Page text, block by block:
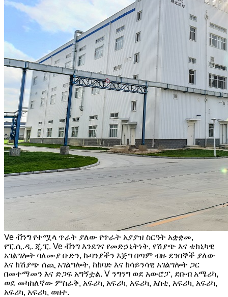
Ve ቭንግ የተሟላ ጥራት ያለው የጥራት አያያዝ ስርዓት አቋቋመ,
የፒ.ሲ.ዲ. ጂ.ፒ. Ve ቭንግ እንደገና የመድኃኒትነት, የሽያጭ እና ቴክኒካዊ
አገልግሎት ባለሙያ ቡድን, ኩባንያችን እጅግ በጣም ብዙ ደንበኞች ያለው
እና ከሽያጭ ሰጪ አገልግሎት, ከከባድ እና ከሳይንሳዊ አገልግሎት ጋር
በመተማመን እና ድጋፍ አግኝቷል. V ንግንግ ወደ አውሮፓ, ደቡብ አሜሪካ,
ወደ መካከለኛው ምስራቅ, አፍሪካ, አፍሪካ, አፍሪካ, እስቲ, አፍሪካ, አፍሪካ,
አፍሪካ, አፍሪካ, ወዘተ.